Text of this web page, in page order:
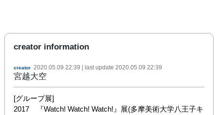
creator information
creator 2020.05.09 22:39 | last update 2020.05.09 22:39
宮越大空
[グループ展]
2017　『Watch! Watch! Watch!』展(多摩美術大学八王子キ